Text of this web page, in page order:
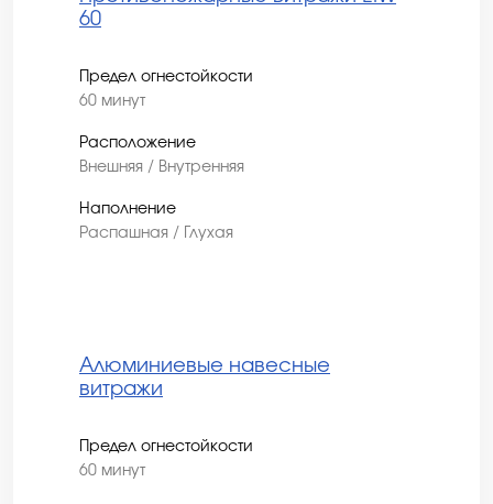
60
Предел огнестойкости
60 минут
Расположение
Внешняя / Внутренняя
Наполнение
Распашная / Глухая
Алюминиевые навесные
витражи
Предел огнестойкости
60 минут